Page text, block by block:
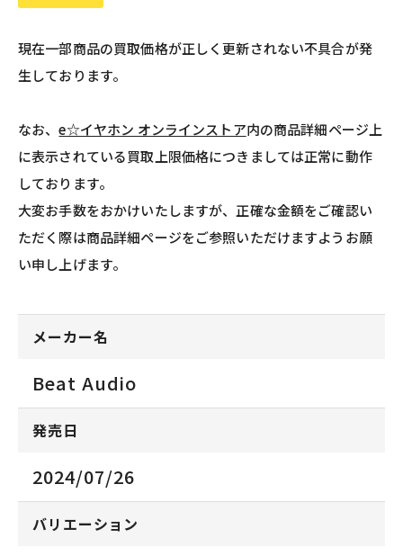
現在一部商品の買取価格が正しく更新されない不具合が発
生しております。
なお、e☆イヤホン オンラインストア内の商品詳細ページ上
に表示されている買取上限価格につきましては正常に動作
しております。
大変お手数をおかけいたしますが、正確な金額をご確認い
ただく際は商品詳細ページをご参照いただけますようお願
い申し上げます。
メーカー名
Beat Audio
発売日
2024/07/26
バリエーション